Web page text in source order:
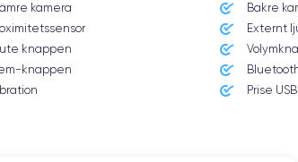
kamera Bakre
Externt
knappen
knappen
Prise USB